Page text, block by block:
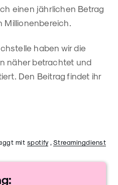
einen jährlichen Betrag
Millionenbereich.
haben wir die
näher betrachtet und
Den Beitrag findet ihr
mit spotify, Streamingdienst